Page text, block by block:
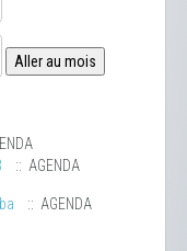
Aller au mois
:: AGENDA
:: AGENDA